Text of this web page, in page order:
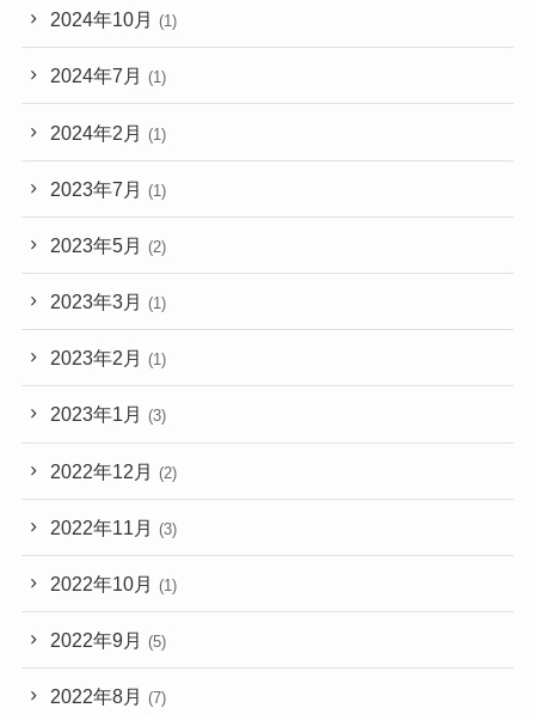
2024年10月 (1)
2024年7月 (1)
2024年2月 (1)
2023年7月 (1)
2023年5月 (2)
2023年3月 (1)
2023年2月 (1)
2023年1月 (3)
2022年12月 (2)
2022年11月 (3)
2022年10月 (1)
2022年9月 (5)
2022年8月 (7)